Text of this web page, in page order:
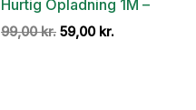
Hurtig Opladning 1M –
99,00kr. Den
59,00 kr.